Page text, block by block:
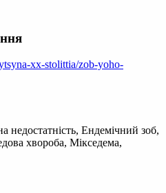
xx-stolittia/zob-yoho-
Ендемічний зоб,
хвороба, Мікседема,